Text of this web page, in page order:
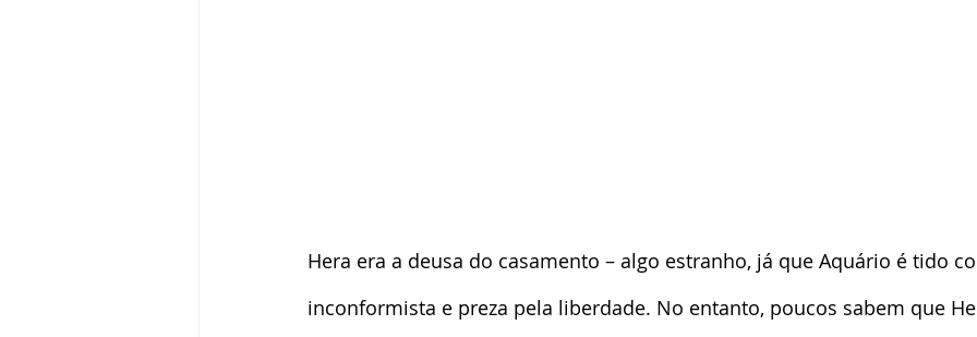
Hera era a deusa do casamento – algo estranho, já que Aquário é tido
inconformista e preza pela liberdade. No entanto, poucos sabem que